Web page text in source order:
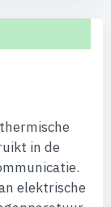
in de
elektrische